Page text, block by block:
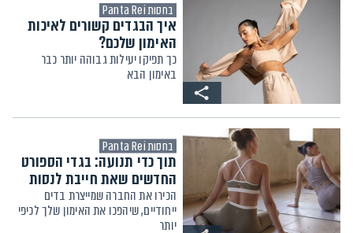
בחסות Panta Rei
איך הבגדים קשורים לאיכות
האימון שלכם?
כך תפיקו יעילות גבוהה יותר כבר
באימון הבא
בחסות Panta Rei
תוך כדי תנועה: בגדי הספורט
החדשים שאת חייבת לנסות
הכירו את החברה שמייצרת בדים
ייחודיים, שיהפכו את האימון שלך לכיפי
יותר